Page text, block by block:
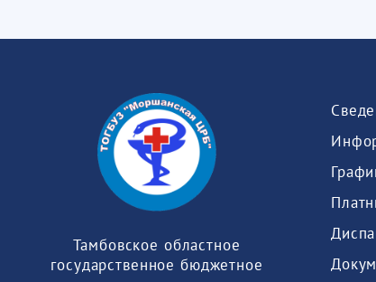
Тамбовское областное
государственное бюджетное